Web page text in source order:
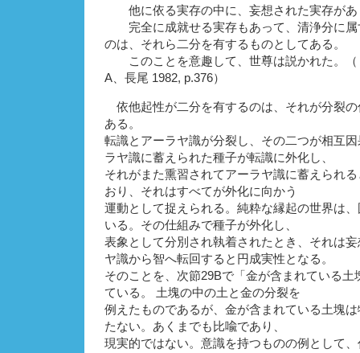
他に依る実存の中に、妄想された実存があ
完全に成就せる実存もあって、清浄分に属
のは、それら二分を有するものとしてある。
このことを意趣して、世尊は説かれた。（
A、長尾 1982, p.376）
依他起性が二分を有するのは、それが分裂
ある。
転識とアーラヤ識が分裂し、その二つが相互
ラヤ識に蓄えられた種子が転識に外化し、
それがまた熏習されてアーラヤ識に蓄えられ
おり、それはすべてが外化に向かう
運動として捉えられる。純粋な縁起の世界は
いる。その仕組みで種子が外化し、
表象として分別され執着されたとき、それは
ヤ識から智へ転回すると円成実性となる。
そのことを、次節29Bで「金が含まれている
ている。 土塊の中の土と金の分裂を
例えたものであるが、金が含まれている土塊
たない。あくまでも比喩であり、
現実的ではない。意識を持つものの例として